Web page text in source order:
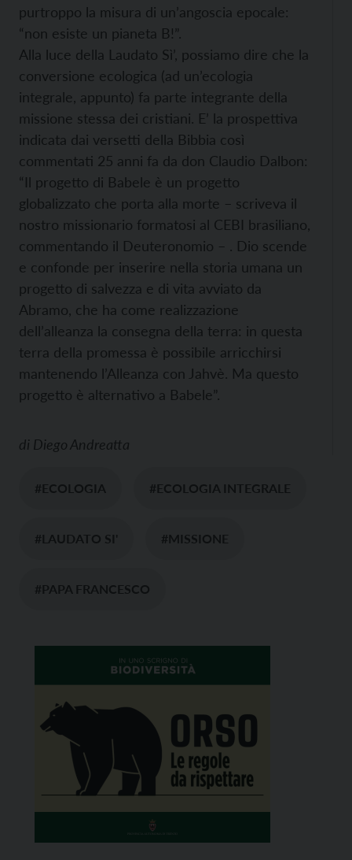
purtroppo la misura di un’angoscia epocale:
“non esiste un pianeta B!”.
Alla luce della Laudato Sì’, possiamo dire che la
conversione ecologica (ad un’ecologia
integrale, appunto) fa parte integrante della
missione stessa dei cristiani. E’ la prospettiva
indicata dai versetti della Bibbia così
commentati 25 anni fa da don Claudio Dalbon:
“Il progetto di Babele è un progetto
globalizzato che porta alla morte – scriveva il
nostro missionario formatosi al CEBI brasiliano,
commentando il Deuteronomio – . Dio scende
e confonde per inserire nella storia umana un
progetto di salvezza e di vita avviato da
Abramo, che ha come realizzazione
dell’alleanza la consegna della terra: in questa
terra della promessa è possibile arricchirsi
mantenendo l’Alleanza con Jahvè. Ma questo
progetto è alternativo a Babele”.
di Diego Andreatta
#ECOLOGIA #ECOLOGIA INTEGRALE
#LAUDATO SI' #MISSIONE
#PAPA FRANCESCO